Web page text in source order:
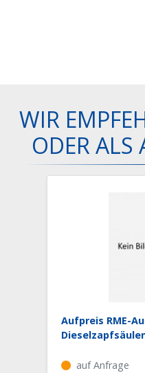
WIR
ODER ALS
Aufpreis RME-
auf Anfrage